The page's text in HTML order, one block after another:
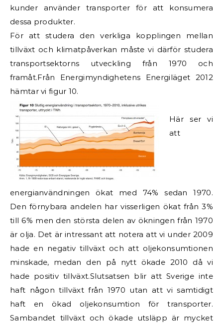
kunder använder transporter för att konsumera
dessa produkter.
För att studera den verkliga kopplingen mellan
tillväxt och klimatpåverkan måste vi därför studera
transportsektorns utveckling från 1970 och
framåt.Från Energimyndighetens Energiläget 2012
hämtar vi figur 10.
Här ser vi
att
energianvändningen ökat med 74% sedan 1970.
Den förnybara andelen har visserligen ökat från 3%
till 6% men den största delen av ökningen från 1970
är olja. Det är intressant att notera att vi under 2009
hade en negativ tillväxt och att oljekonsumtionen
minskade, medan den på nytt ökade 2010 då vi
hade positiv tillväxt.Slutsatsen blir att Sverige inte
haft någon tillväxt från 1970 utan att vi samtidigt
haft en ökad oljekonsumtion för transporter.
Sambandet tillväxt och ökade utsläpp är mycket